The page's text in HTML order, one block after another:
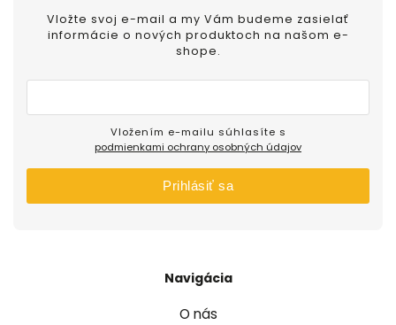
Navigácia
O nás
Vložte svoj e-mail a my Vám budeme zasielať
informácie o nových produktoch na našom e-
shope.
podmienkami ochrany osobných údajov
Prihlásiť sa